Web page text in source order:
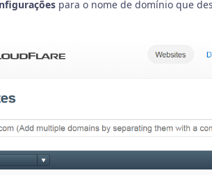
para o nome de domínio que